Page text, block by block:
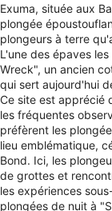
Exuma, située aux
plongée
plongeurs à terre
L'une des épaves
Wreck", un ancien
qui sert aujourd'hui
Ce site est apprécié
les fréquentes
préfèrent les
lieu emblématique,
Bond. Ici, les
de grottes et
les expériences
plongées de nuit à